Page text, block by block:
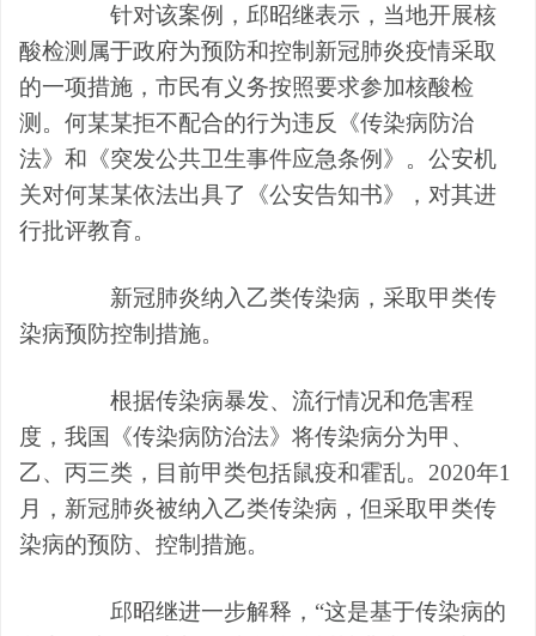
针对该案例，邱昭继表示，当地开展核
酸检测属于政府为预防和控制新冠肺炎疫情采取
的一项措施，市民有义务按照要求参加核酸检
测。何某某拒不配合的行为违反《传染病防治
法》和《突发公共卫生事件应急条例》。公安机
关对何某某依法出具了《公安告知书》，对其进
行批评教育。
新冠肺炎纳入乙类传染病 ， 采取甲类传
染病预防控制措施。
根据传染病暴发、流行情况和危害程
度，我国《传染病防治法》将传染病分为甲、
乙、丙三类，目前甲类包括鼠疫和霍乱。 2020年1
月，新冠肺炎被纳入乙类传染病，但采取甲类传
染病的预防、控制措施。
邱昭继进一步解释， “这是基于传染病的